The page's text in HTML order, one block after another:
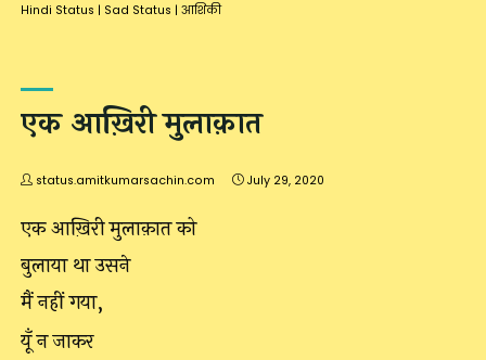
Hindi Status | Sad Status | आशिकी
एक आख़िरी मुलाक़ात
status.amitkumarsachin.com July 29, 2020
एक आख़िरी मुलाक़ात को
बुलाया था उसने
मैं नहीं गया,
यूँ न जाकर